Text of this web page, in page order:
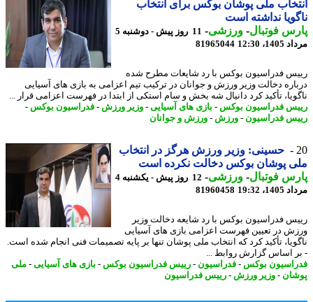
ملی پوشان بوکس برای انتخاب
نداشته است
فوتبال-ورزشی-
11 روز پیش - دوشنبه 5
12:30
81965044
فدراسیون بوکس با رد شایعات مطرح شده
دخالت وزیر ورزش و جوانان در ترکیب تیم اعزامی به بازی های آسیایی
تأکید کرد دانیال شه بخش و سام استکی از ابتدا در فهرست اعزامی قرار ...
فدراسیون بوکس-بازی های آسیایی-وزیر ورزش -فدراسیون بوکس-
فدراسیون-ورزش -ورزش و جوانان
حسینی: وزیر ورزش هرگز در انتخاب
پوشان بوکس دخالت نکرده است
فوتبال-ورزشی-
12 روز پیش - یکشنبه 4
19:32
81960458
فدراسیون بوکس با رد شایعه دخالت وزیر
در تعیین فهرست اعزامی بازی های آسیایی
تأکید کرد که انتخاب ملی پوشان تنها بر پایه تصمیمات فنی انجام شده است.
اساس گزارش روابط ...
بوکس-فدراسیون-رییس فدراسیون بوکس-بازی های آسیایی-ملی
-وزیر ورزش -رییس فدراسیون